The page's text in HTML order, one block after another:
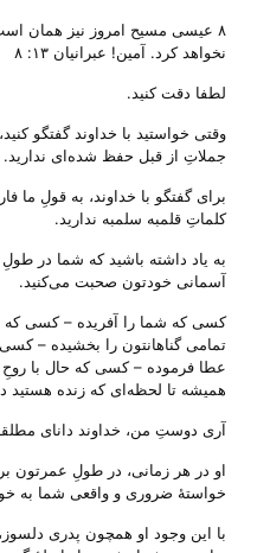
۸ عیسی مسیح امروز نیز همان
نخواهد کرد. آمین! عبرانیان ۱۳: ۸
لطفا دقت کنید.
وقتی خواستید با خداوند گفتگو
جملاتِ از قبل حفظ شده‌ای ندارید.
برای گفتگو با خداوند، به قولِ ما
کلماتِ قلمبه سلمبه ندارید.
به یاد داشته باشید که شما در طولِ
آسمانی خودتون صحبت می‌‌کنید.
کسی که شما را آفریده – کسی که
تمامی گناهانتون را بخشیده –
عطا فرموده – کسی که حال با
همیشه تا لحظه‌ای که زنده هستید
آری دوستِ من، خداوند دانای
او در هر زمانی، در طولِ عمرتون
خواستهٔ ضروری و واقعی شما به
با این وجود او همچون پدری دلسوز،